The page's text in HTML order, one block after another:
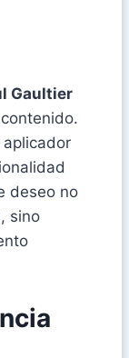
Gaultier
deseo no
sino